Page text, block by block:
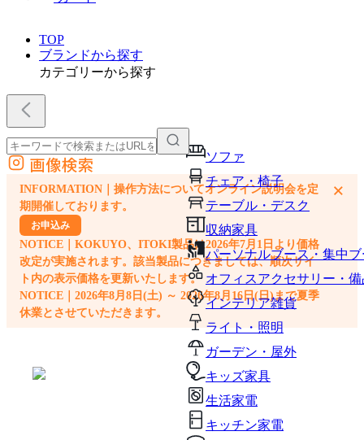
TOP
ブランドから探す
カテゴリーから探す
ソファ
チェア・椅子
テーブル・デスク
収納家具
パーソナルブース・集中
オフィスアクセサリー・備
インテリア雑貨
ライト・照明
ガーデン・屋外
キッズ家具
生活家電
キッチン家電
外部サイトの商品をカートに追加
他のサイトで見つけた商品ページのURLを貼り付けて、カートに追加できます
画像検索
INFORMATION｜操作方法についてオンライン説明会を定
期開催しております。
お申込み
NOTICE｜KOKUYO、ITOKI製品は2026年7月1日より価格
改定が実施されます。該当製品につきましては、順次サイ
ト内の表示価格を更新いたします。
NOTICE｜2026年8月8日(土) ～ 2026年8月16日(日)まで夏季
休業とさせていただきます。
×